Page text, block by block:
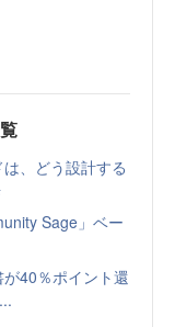
、どう設計する
Sage」ベー
40％ポイント還